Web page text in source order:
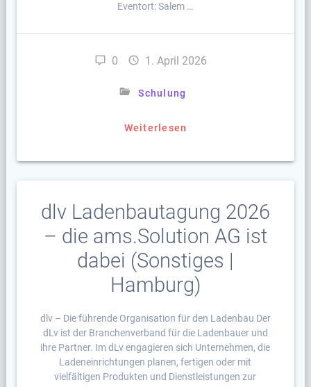
Eventort: Salem …
0 1. April 2026
Schulung
Weiterlesen
dlv Ladenbautagung 2026
– die ams.Solution AG ist
dabei (Sonstiges |
Hamburg)
dlv – Die führende Organisation für den Ladenbau Der
dLv ist der Branchenverband für die Ladenbauer und
ihre Partner. Im dLv engagieren sich Unternehmen, die
Ladeneinrichtungen planen, fertigen oder mit
vielfältigen Produkten und Dienstleistungen zur